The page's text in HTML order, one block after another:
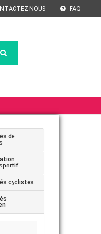
NOUS FAQ
de
cyclistes